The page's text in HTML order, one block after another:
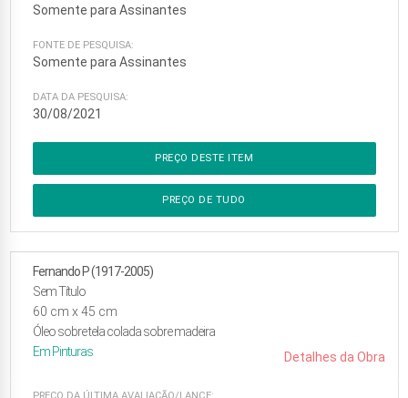
Somente para Assinantes
FONTE DE PESQUISA:
Somente para Assinantes
DATA DA PESQUISA:
30/08/2021
PREÇO DESTE ITEM
PREÇO DE TUDO
Fernando P (1917-2005)
Sem Título
60 cm x45 cm
Óleo sobre tela colada sobre madeira
Em Pinturas Detalhes da Obra